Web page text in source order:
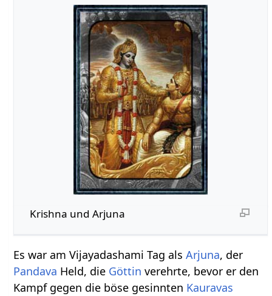
Krishna und Arjuna
Es war am Vijayadashami Tag alsArjuna, der
Pandava Held, die Göttin verehrte, bevor er den
Kampf gegen die böse gesinnten Kauravas